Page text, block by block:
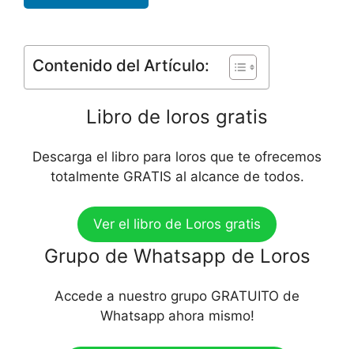
Contenido del Artículo:
Libro de loros gratis
Descarga el libro para loros que te ofrecemos
totalmente GRATIS al alcance de todos.
Ver el libro de Loros gratis
Grupo de Whatsapp de Loros
Accede a nuestro grupo GRATUITO de
Whatsapp ahora mismo!